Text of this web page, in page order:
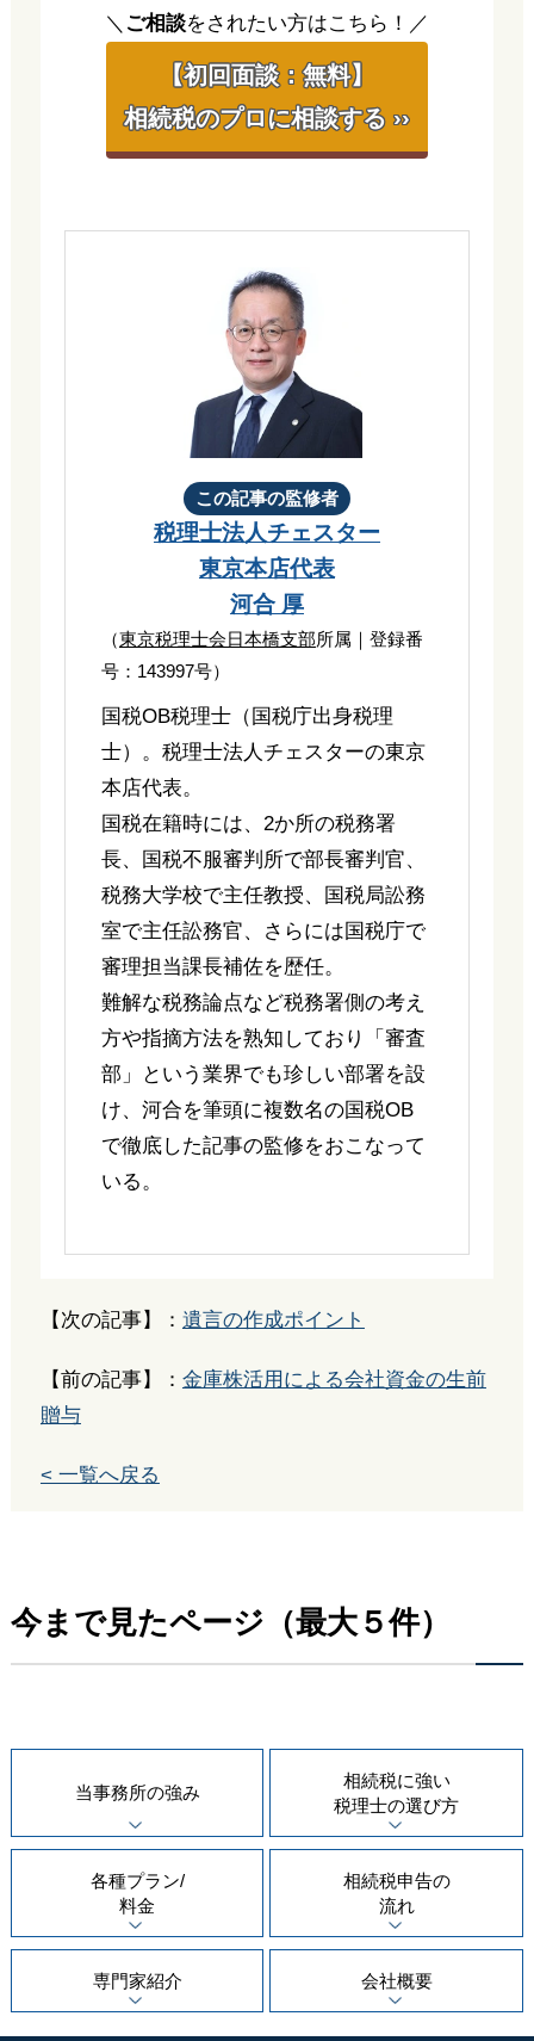
＼ ご相談をされたい方はこちら！／
【初回面談：無料】
相続税のプロに相談する ››
この記事の監修者
税理士法人チェスター
東京本店代表
河合 厚
（東京税理士会日本橋支部所属｜登録番
号：143997号）
国税OB税理士（国税庁出身税理
士）。税理士法人チェスターの東京
本店代表。
国税在籍時には、2か所の税務署
長、国税不服審判所で部長審判官、
税務大学校で主任教授、国税局訟務
室で主任訟務官、さらには国税庁で
審理担当課長補佐を歴任。
難解な税務論点など税務署側の考え
方や指摘方法を熟知しており「審査
部」という業界でも珍しい部署を設
け、河合を筆頭に複数名の国税OB
で徹底した記事の監修をおこなって
いる。
【次の記事】： 遺言の作成ポイント
【前の記事】： 金庫株活用による会社資金の生前
贈与
< 一覧へ戻る
今まで見たページ（最大５件）
当事務所の強み
相続税に強い
税理士の選び方
各種プラン/
料金
相続税申告の
流れ
専門家紹介 会社概要